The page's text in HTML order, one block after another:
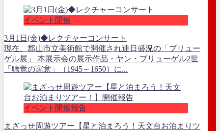
イベント開催
3月1日(金)◆レクチャーコンサート
現在、郡山市立美術館で開催され連日盛況の「ブリュー
ゲル展」 本展示会の展示作品・ヤン・ブリューゲル2世
「聴覚の寓意」（1945～1650）に...
イベント開催報告
まざっせ周遊ツアー【星と泊まろう！天文台お泊まりツ